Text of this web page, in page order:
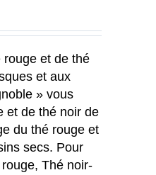
rouge et de thé
et aux
» vous
et de thé noir de
du thé rouge et
secs. Pour
Thé noir-